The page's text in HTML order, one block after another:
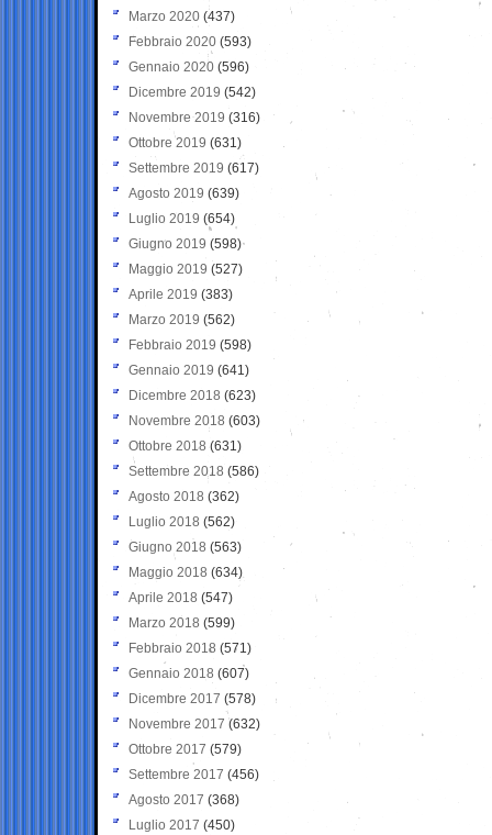
Marzo 2020 (437)
Febbraio 2020 (593)
Gennaio 2020 (596)
Dicembre 2019 (542)
Novembre 2019 (316)
Ottobre 2019 (631)
Settembre 2019 (617)
Agosto 2019 (639)
Luglio 2019 (654)
Giugno 2019 (598)
Maggio 2019 (527)
Aprile 2019 (383)
Marzo 2019 (562)
Febbraio 2019 (598)
Gennaio 2019 (641)
Dicembre 2018 (623)
Novembre 2018 (603)
Ottobre 2018 (631)
Settembre 2018 (586)
Agosto 2018 (362)
Luglio 2018 (562)
Giugno 2018 (563)
Maggio 2018 (634)
Aprile 2018 (547)
Marzo 2018 (599)
Febbraio 2018 (571)
Gennaio 2018 (607)
Dicembre 2017 (578)
Novembre 2017 (632)
Ottobre 2017 (579)
Settembre 2017 (456)
Agosto 2017 (368)
Luglio 2017 (450)